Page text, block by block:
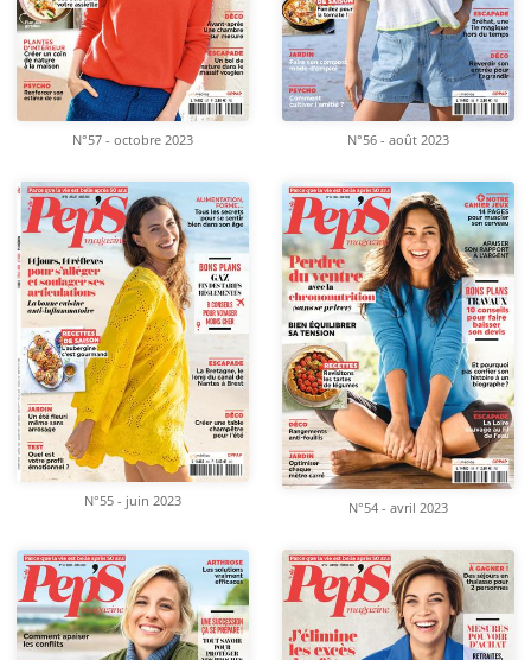
N°57 - octobre 2023 N°56 - août 2023
N°55 - juin 2023 N°54 - avril 2023